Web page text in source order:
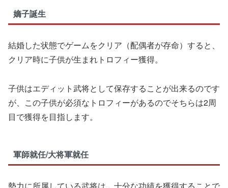
嫡子誕生
結婚した状態でゲームをクリア（配偶者が存命）すると、
クリア時に子供が生まれトロフィー獲得。
子供はエディット武将として保存することが出来るのです
が、この子供が必須なトロフィーがあるのでそちらは2周
目で獲得を目指します。
軍師就任/大将軍就任